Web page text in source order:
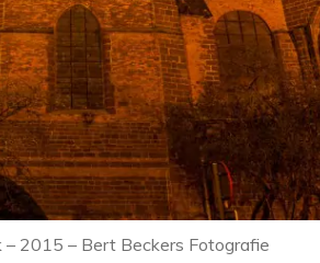
– 2015 – Bert Beckers Fotografie